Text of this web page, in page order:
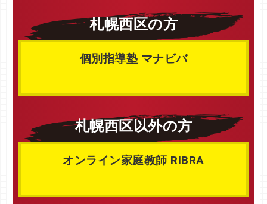
札幌西区の方
個別指導塾 マナビバ
札幌西区以外の方
オンライン家庭教師 RIBRA